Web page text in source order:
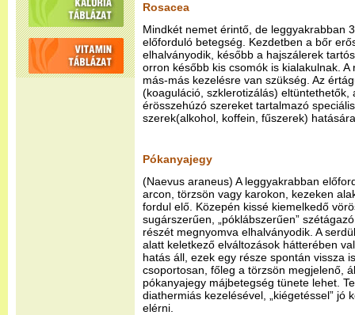
Rosacea
Mindkét nemet érintő, de leggyakrabban
előforduló betegség. Kezdetben a bőr
elhalványodik, később a hajszálerek
orron később kis csomók is kialakulnak.
más-más kezelésre van szükség. Az
(koaguláció, szklerotizálás) eltüntethetők,
érösszehúzó szereket tartalmazó
szerek(alkohol, koffein, fűszerek)
Pókanyajegy
(Naevus araneus) A leggyakrabban
arcon, törzsön vagy karokon, kezeken
fordul elő. Közepén kissé kiemelkedő
sugárszerűen, „póklábszerűen”
részét megnyomva elhalványodik. A
alatt keletkező elváltozások hátterében
hatás áll, ezek egy része spontán vissza
csoportosan, főleg a törzsön megjelenő,
pókanyajegy májbetegség tünete lehet.
diathermiás kezelésével, „kiégetéssel” jó
elérni.